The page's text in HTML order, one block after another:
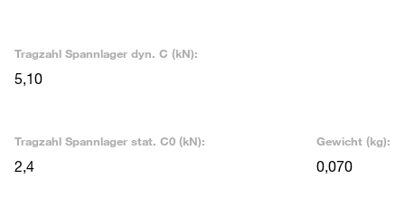
Tragzahl Spannlager dyn. C (kN):
5,10
Tragzahl Spannlager stat. C0 (kN):
2,4
Gewicht (kg):
0,070